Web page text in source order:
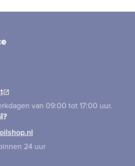
van 09:00 tot 17:00 uur.
24 uur